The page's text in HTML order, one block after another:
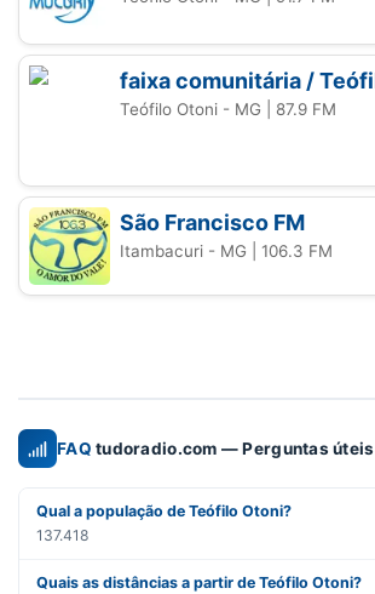
faixa comunitária /
Teófilo Otoni - MG | 87.9 FM
São Francisco FM
Itambacuri - MG | 106.3 FM
FAQ tudoradio.com — Perguntas úteis
Qual a população de Teófilo Otoni?
137.418
Quais as distâncias a partir de Teófilo Otoni?